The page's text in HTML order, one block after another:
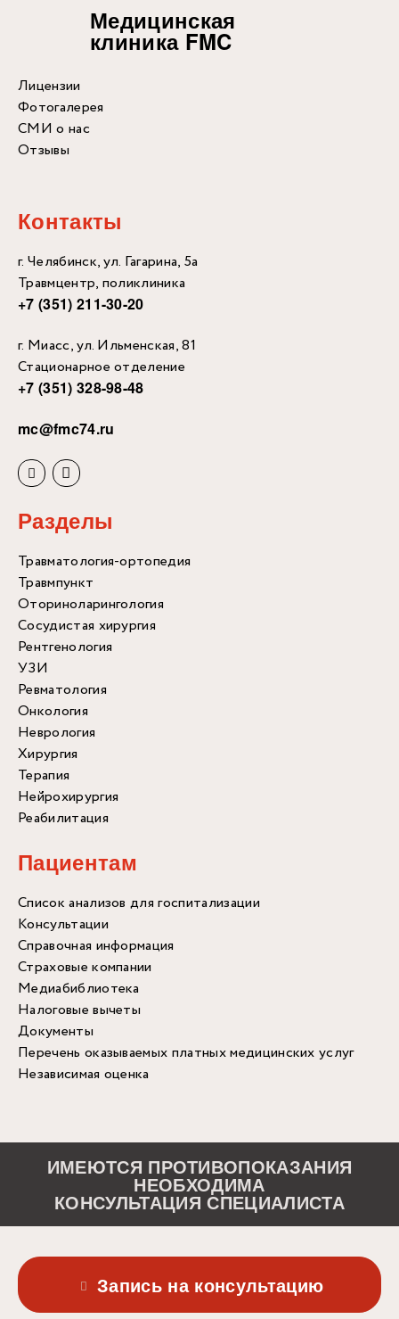
Медицинская
клиника FMC
Лицензии
Фотогалерея
СМИ о нас
Отзывы
Контакты
г. Челябинск, ул. Гагарина, 5а
Травмцентр, поликлиника
+7 (351) 211-30-20
г. Миасс, ул. Ильменская, 81
Стационарное отделение
+7 (351) 328-98-48
mc@fmc74.ru
Разделы
Травматология-ортопедия
Травмпункт
Оториноларингология
Сосудистая хирургия
Рентгенология
УЗИ
Ревматология
Онкология
Неврология
Хирургия
Терапия
Нейрохирургия
Реабилитация
Пациентам
Список анализов для госпитализации
Консультации
Справочная информация
Страховые компании
Медиабиблиотека
Налоговые вычеты
Документы
Перечень оказываемых платных медицинских услуг
Независимая оценка
ИМЕЮТСЯ ПРОТИВОПОКАЗАНИЯ
НЕОБХОДИМА
КОНСУЛЬТАЦИЯ СПЕЦИАЛИСТА
Запись на консультацию